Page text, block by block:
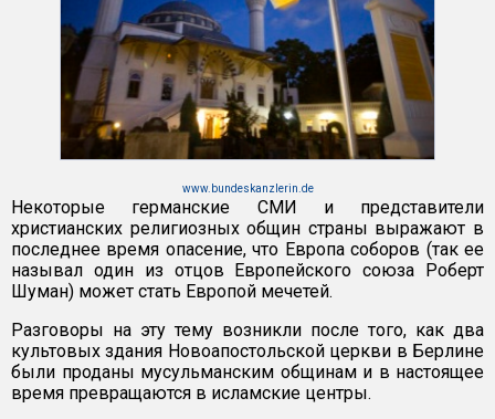
www.bundeskanzlerin.de
Некоторые германские СМИ и представители
христианских религиозных общин страны выражают в
последнее время опасение, что Европа соборов (так ее
называл один из отцов Европейского союза Роберт
Шуман) может стать Европой мечетей.
Разговоры на эту тему возникли после того, как два
культовых здания Новоапостольской церкви в Берлине
были проданы мусульманским общинам и в настоящее
время превращаются в исламские центры.